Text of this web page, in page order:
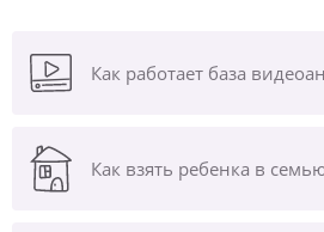
Как работает база
Как взять ребенка в